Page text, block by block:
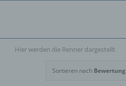
Hier werden die Renner dargestellt
Sortieren nach Bewertung